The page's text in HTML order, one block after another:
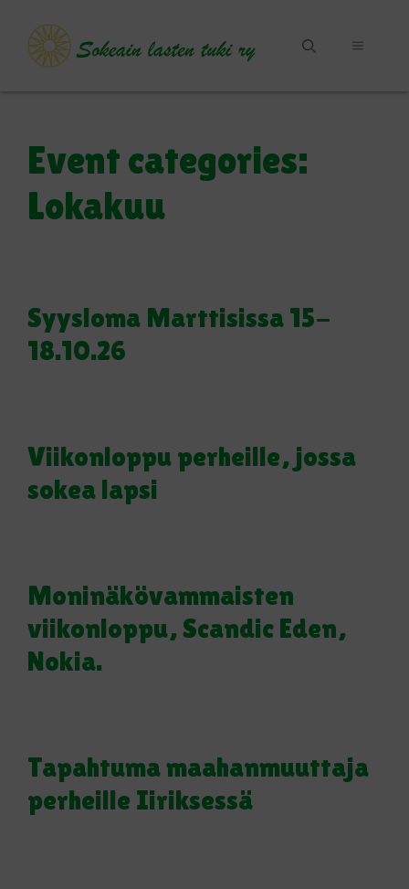
sisältöön
VALIKKO
Event categories:
Lokakuu
Syysloma Marttisissa 15-
18.10.26
Viikonloppu perheille, jossa
sokea lapsi
Moninäkövammaisten
viikonloppu, Scandic Eden,
Nokia.
Tapahtuma maahanmuuttaja
perheille Iiriksessä